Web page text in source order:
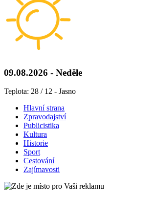
09.08.2026 - Neděle
Teplota: 28 / 12 - Jasno
Hlavní strana
Zpravodajství
Publicistika
Kultura
Historie
Sport
Cestování
Zajímavosti